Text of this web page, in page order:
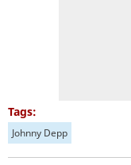
Tags:
Johnny Depp